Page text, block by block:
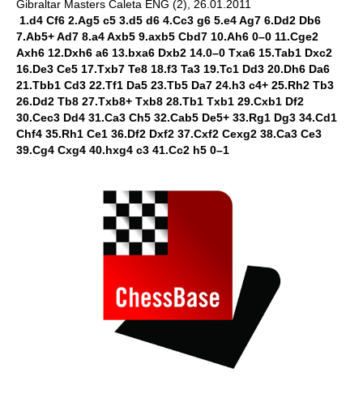
Gibraltar Masters Caleta ENG (2), 26.01.2011
1.d4 Cf6 2.Ag5 c5 3.d5 d6 4.Cc3 g6 5.e4 Ag7 6.Dd2 Db6
7.Ab5+ Ad7 8.a4 Axb5 9.axb5 Cbd7 10.Ah6 0–0 11.Cge2
Axh6 12.Dxh6 a6 13.bxa6 Dxb2 14.0–0 Txa6 15.Tab1 Dxc2
16.De3 Ce5 17.Txb7 Te8 18.f3 Ta3 19.Tc1 Dd3 20.Dh6 Da6
21.Tbb1 Cd3 22.Tf1 Da5 23.Tb5 Da7 24.h3 c4+ 25.Rh2 Tb3
26.Dd2 Tb8 27.Txb8+ Txb8 28.Tb1 Txb1 29.Cxb1 Df2
30.Cec3 Dd4 31.Ca3 Ch5 32.Cab5 De5+ 33.Rg1 Dg3 34.Cd1
Chf4 35.Rh1 Ce1 36.Df2 Dxf2 37.Cxf2 Cexg2 38.Ca3 Ce3
39.Cg4 Cxg4 40.hxg4 c3 41.Cc2 h5 0–1